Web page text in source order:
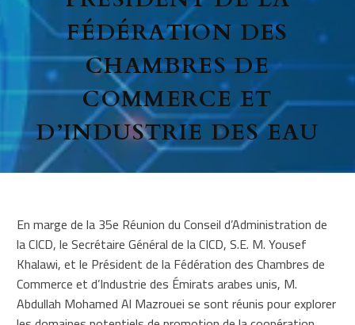
FÉDÉRATION DES
CHAMBRES DE
COMMERCE ET
D’INDUSTRIE DES EAU
En marge de la 35e Réunion du Conseil d’Administration de
la CICD, le Secrétaire Général de la CICD, S.E. M. Yousef
Khalawi, et le Président de la Fédération des Chambres de
Commerce et d’Industrie des Émirats arabes unis, M.
Abdullah Mohamed Al Mazrouei se sont réunis pour explorer